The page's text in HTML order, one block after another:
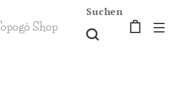
opogó Shop
Suchen